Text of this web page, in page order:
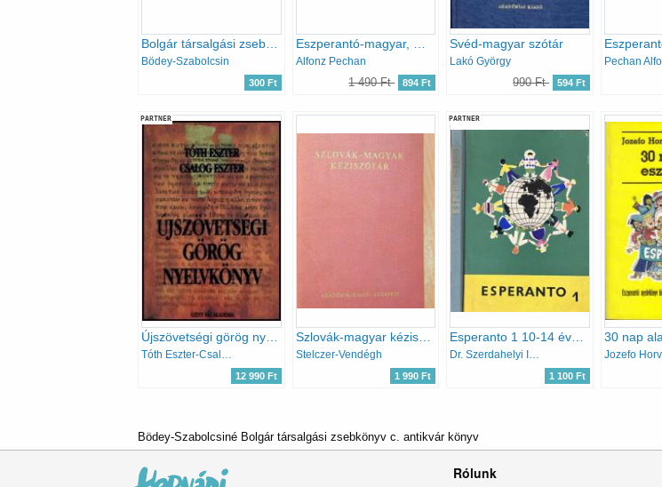
Bödey-Szabolcsin
300 Ft
Alfonz Pechan
1 490 Ft 894 Ft
Svéd-magyar szótár
Lakó György
990 Ft 594 Ft
Pechan
PARTNER
12 990 Ft
Szlovák-magyar kéziszótár
Stelczer-Vendégh
1 990 Ft
PARTNER
1 100 Ft
Jozefo
Bödey-Szabolcsiné Bolgár társalgási zsebkönyv c. antikvár könyv
Rólunk